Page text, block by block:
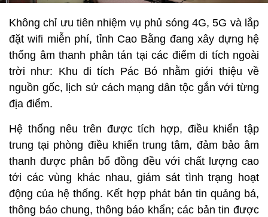
Không chỉ ưu tiên nhiệm vụ phủ sóng 4G, 5G và lắp
đặt wifi miễn phí, tỉnh Cao Bằng đang xây dựng hệ
thống âm thanh phân tán tại các điểm di tích ngoài
trời như: Khu di tích Pác Bó nhằm giới thiệu về
nguồn gốc, lịch sử cách mạng dân tộc gắn với từng
địa điểm.
Hệ thống nêu trên được tích hợp, điều khiển tập
trung tại phòng điều khiển trung tâm, đảm bảo âm
thanh được phân bố đồng đều với chất lượng cao
tới các vùng khác nhau, giám sát tình trạng hoạt
động của hệ thống. Kết hợp phát bản tin quảng bá,
thông báo chung, thông báo khẩn; các bản tin được